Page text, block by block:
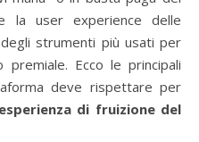
la user experience delle
strumenti più usati per
premiale. Ecco le principali
deve rispettare per
di fruizione del